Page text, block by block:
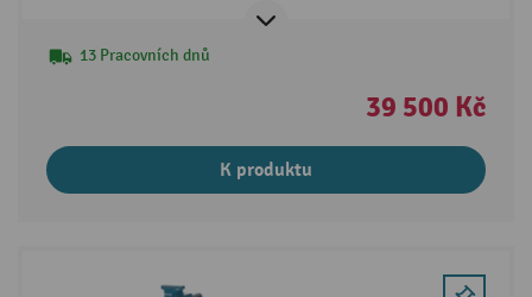
13 Pracovních dnů
39 500 Kč
K produktu